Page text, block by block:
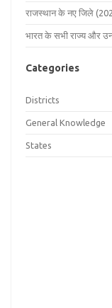
राजस्थान के नए जिले
भारत के सभी राज्य और
Categories
Districts
General Knowledge
States